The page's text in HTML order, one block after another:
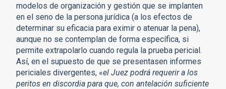
modelos de organización y gestión que se implanten
en el seno de la persona jurídica (a los efectos de
determinar su eficacia para eximir o atenuar la pena),
aunque no se contemplan de forma específica, si
permite extrapolarlo cuando regula la prueba pericial.
Así, en el supuesto de que se presentasen informes
periciales divergentes, «el Juez podrá requerir a los
peritos en discordia para que, con antelación suficiente